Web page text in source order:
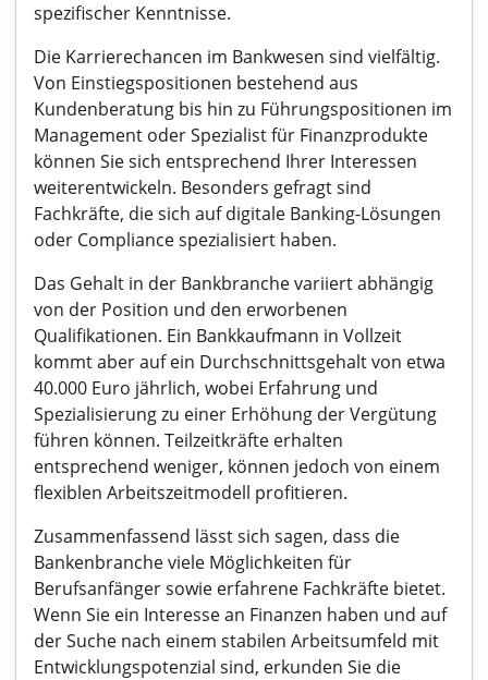
spezifischer Kenntnisse.
Die Karrierechancen im Bankwesen sind vielfältig.
Von Einstiegspositionen bestehend aus
Kundenberatung bis hin zu Führungspositionen im
Management oder Spezialist für Finanzprodukte
können Sie sich entsprechend Ihrer Interessen
weiterentwickeln. Besonders gefragt sind
Fachkräfte, die sich auf digitale Banking-Lösungen
oder Compliance spezialisiert haben.
Das Gehalt in der Bankbranche variiert abhängig
von der Position und den erworbenen
Qualifikationen. Ein Bankkaufmann in Vollzeit
kommt aber auf ein Durchschnittsgehalt von etwa
40.000 Euro jährlich, wobei Erfahrung und
Spezialisierung zu einer Erhöhung der Vergütung
führen können. Teilzeitkräfte erhalten
entsprechend weniger, können jedoch von einem
flexiblen Arbeitszeitmodell profitieren.
Zusammenfassend lässt sich sagen, dass die
Bankenbranche viele Möglichkeiten für
Berufsanfänger sowie erfahrene Fachkräfte bietet.
Wenn Sie ein Interesse an Finanzen haben und auf
der Suche nach einem stabilen Arbeitsumfeld mit
Entwicklungspotenzial sind, erkunden Sie die